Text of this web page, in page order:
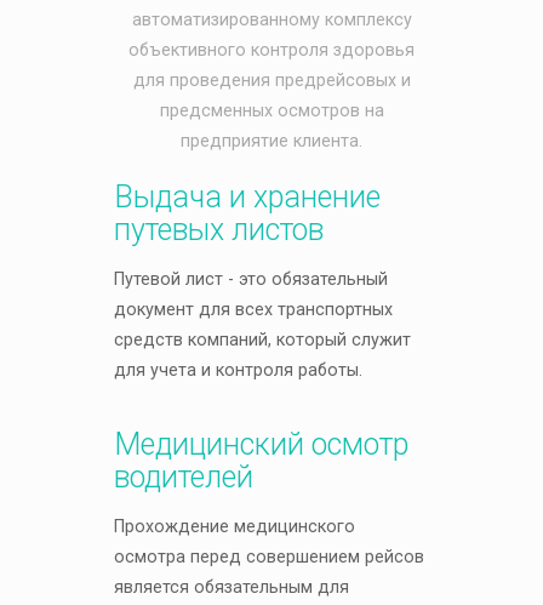
автоматизированному комплексу
объективного контроля здоровья
для проведения предрейсовых и
предсменных осмотров на
предприятие клиента.
Выдача и хранение
путевых листов
Путевой лист - это обязательный
документ для всех транспортных
средств компаний, который служит
для учета и контроля работы.
Медицинский осмотр
водителей
Прохождение медицинского
осмотра перед совершением рейсов
является обязательным для